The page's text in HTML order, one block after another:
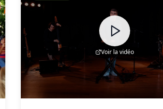
Voir la vidéo